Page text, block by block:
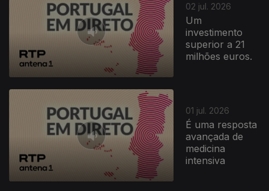
02 jul. 2026
Um
investimento
superior a 21
milhões euros.
01 jul. 2026
É uma resposta
avançada de
medicina
intensiva